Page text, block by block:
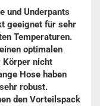
und Underpants
geeignet für sehr
Temperaturen.
optimalen
Körper nicht
Hose haben
robust.
den Vorteilspack